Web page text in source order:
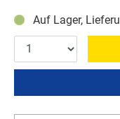
Auf Lager,